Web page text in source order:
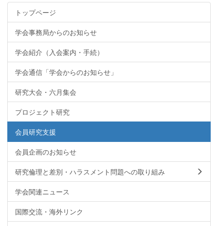
トップページ
学会事務局からのお知らせ
学会紹介（入会案内・手続）
学会通信「学会からのお知らせ」
研究大会・六月集会
プロジェクト研究
会員研究支援
会員企画のお知らせ
研究倫理と差別・ハラスメント問題への取り組み
学会関連ニュース
国際交流・海外リンク